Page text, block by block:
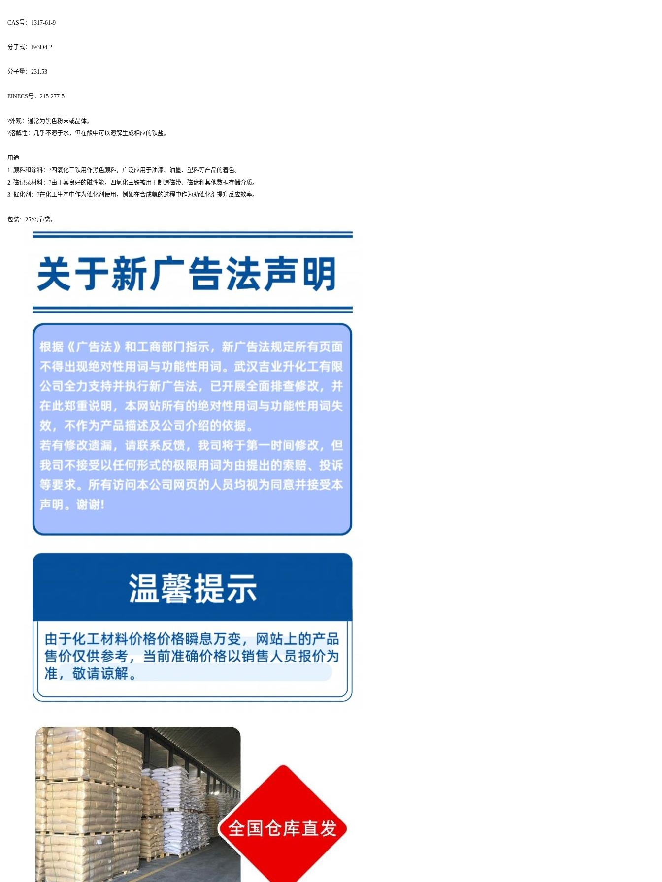
CAS号：1317-61-9
分子式：Fe3O4-2
分子量：231.53
EINECS号：215-277-5
?外观：通常为黑色粉末或晶体。
?溶解性：几乎不溶于水，但在酸中可以溶解生成相应的铁盐。
用途
1. 颜料和涂料：?四氧化三铁用作黑色颜料，广泛应用于油漆、油墨、塑料等产品的着色。
2. 磁记录材料：?由于其良好的磁性能，四氧化三铁被用于制造磁带、磁盘和其他数据存储介质。
3. 催化剂：?在化工生产中作为催化剂使用，例如在合成氨的过程中作为助催化剂提升反应效率。
包装：25公斤/袋。